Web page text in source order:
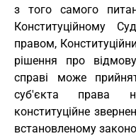
з того самого
Конституційному
правом,
рішення про
справі може
суб'єкта права
конституційне
встановленому